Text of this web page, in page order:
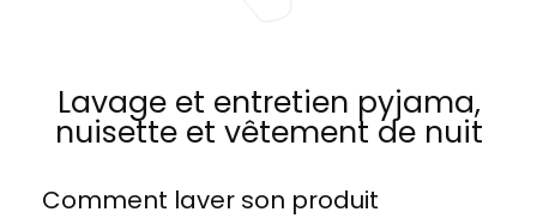
Lavage et entretien pyjama,
nuisette et vêtement de nuit
Comment laver son produit